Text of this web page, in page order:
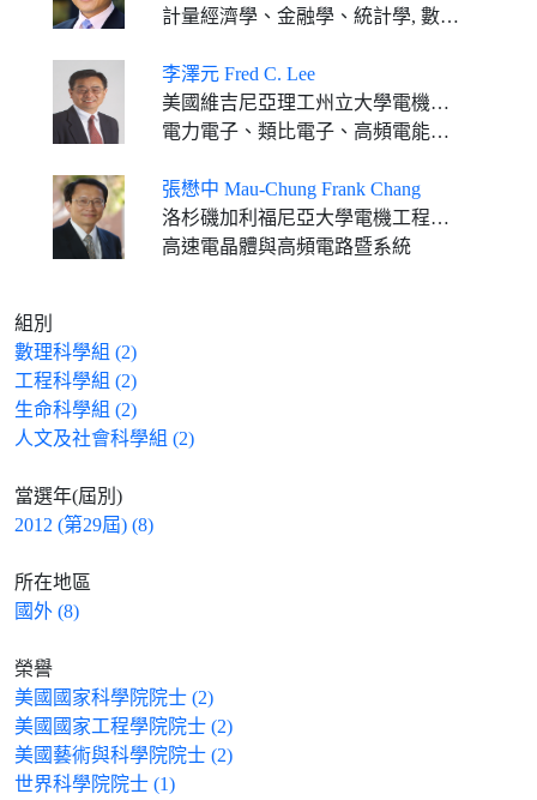
計量經濟學、金融學、統計學, 數據科學, 人工智慧
李澤元 Fred C. Lee
美國維吉尼亞理工州立大學電機電腦工程學系榮譽校傑出教授暨電力電子系統中心榮譽主任
電力電子、類比電子、高頻電能轉換和系統集成技術
張懋中 Mau-Chung Frank Chang
洛杉磯加利福尼亞大學電機工程學系講座教授及特聘教授
高速電晶體與高頻電路暨系統
組別
數理科學組 (2)
工程科學組 (2)
生命科學組 (2)
人文及社會科學組 (2)
當選年(屆別)
2012 (第29屆) (8)
所在地區
國外 (8)
榮譽
美國國家科學院院士 (2)
美國國家工程學院院士 (2)
美國藝術與科學院院士 (2)
世界科學院院士 (1)